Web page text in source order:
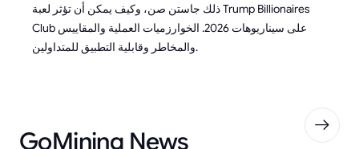
ذلك جاستن صن، وكيف يمكن أن تؤثر لعبة Trump Billionaires
Club على سيناريوهات 2026. الخوارزميات العملية والمقاييس
والمخاطر وقابلية التطبيق للمتداولين.
GoMining News